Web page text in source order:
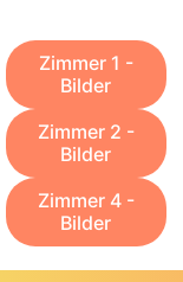
Zimmer 1 -
Bilder
Zimmer 2 -
Bilder
Zimmer 4 -
Bilder